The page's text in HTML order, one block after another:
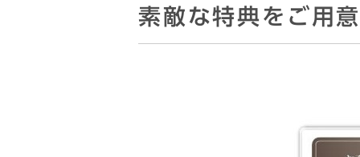
素敵な特典をご用